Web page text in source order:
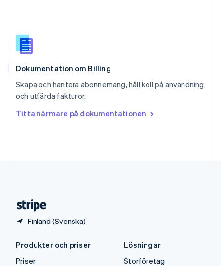
Dokumentation om Billing
Skapa och hantera abonnemang, håll koll på användning
och utfärda fakturor.
Titta närmare på dokumentationen
Finland (Svenska)
Español
Storbritannien
Sverige
Thailand
ไทยEnglish
English
Produkter och priser
Priser
Lösningar
Storföretag